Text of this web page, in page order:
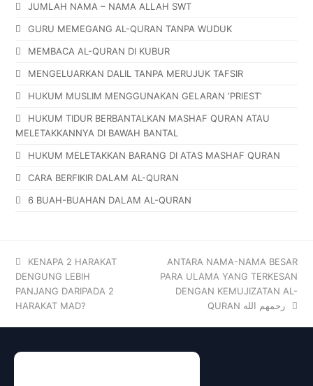
JUMLAH NAMA – NAMA ALLAH SWT
GURU MEMEGANG AL-QURAN TANPA WUDUK
MEMBACA AL-QURAN DI KUBUR
MENGELUARKAN DALIL TANPA MERUJUK TAFSIR
HUKUM MUSLIM MENGGUNAKAN GELARAN ‘PRIEST’
HUKUM TIDUR BERBANTALKAN MASHAF QURAN ATAU
MELETAKKANNYA DI BAWAH BANTAL
HUKUM MELETAKKAN BARANG DI ATAS MASHAF QURAN
CARA BERFIKIR DALAM AL-QURAN
6 BUAH-BUAHAN DALAM AL-QURAN
KENAPA 2 HARAKAT
DENGUNG LEBIH
PANJANG DARIPADA 2
HARAKAT MAD?
ANTARA NAMA-NAMA BESAR
PARA ULAMA YANG TERKESAN
DENGAN KEMUJIZATAN AL-
QURAN رحمهم الله